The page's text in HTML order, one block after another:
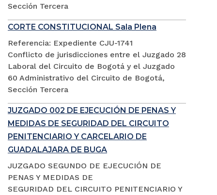
Sección Tercera
CORTE CONSTITUCIONAL Sala Plena
Referencia: Expediente CJU-1741
Conflicto de jurisdicciones entre el Juzgado 28
Laboral del Circuito de Bogotá y el Juzgado
60 Administrativo del Circuito de Bogotá,
Sección Tercera
JUZGADO 002 DE EJECUCIÓN DE PENAS Y
MEDIDAS DE SEGURIDAD DEL CIRCUITO
PENITENCIARIO Y CARCELARIO DE
GUADALAJARA DE BUGA
JUZGADO SEGUNDO DE EJECUCIÓN DE
PENAS Y MEDIDAS DE
SEGURIDAD DEL CIRCUITO PENITENCIARIO Y